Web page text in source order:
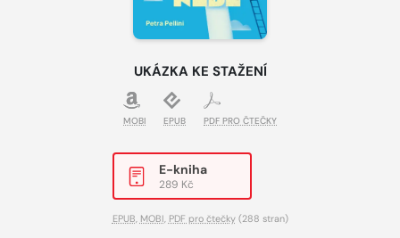
UKÁZKA KE STAŽENÍ
MOBI EPUB PDF PRO ČTEČKY
E-kniha
289 Kč
EPUB, MOBI, PDF pro čtečky(288 stran)